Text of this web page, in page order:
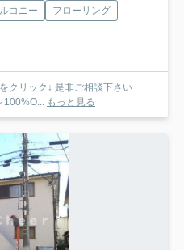
コニー
フローリング
クリック↓ 是非ご相談下さい
もっと見る